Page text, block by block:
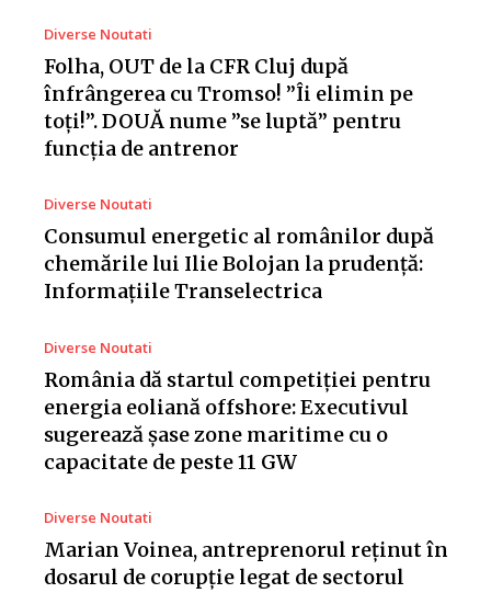
Diverse Noutati
Folha, OUT de la CFR Cluj după
înfrângerea cu Tromso! ”Îi elimin pe
toți!”. DOUĂ nume ”se luptă” pentru
funcția de antrenor
Diverse Noutati
Consumul energetic al românilor după
chemările lui Ilie Bolojan la prudență:
Informațiile Transelectrica
Diverse Noutati
România dă startul competiției pentru
energia eoliană offshore: Executivul
sugerează șase zone maritime cu o
capacitate de peste 11 GW
Diverse Noutati
Marian Voinea, antreprenorul reținut în
dosarul de corupție legat de sectorul